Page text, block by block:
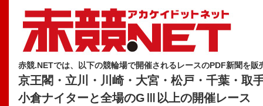
赤競.NETでは、以下の競輪場で開催されるレースのPDF新聞を販
京王閣・立川・川崎・大宮・松戸・千葉・取
小倉ナイターと全場のGⅢ以上の開催レース